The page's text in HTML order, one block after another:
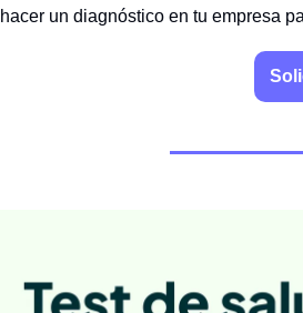
hacer un diagnóstico en tu empresa